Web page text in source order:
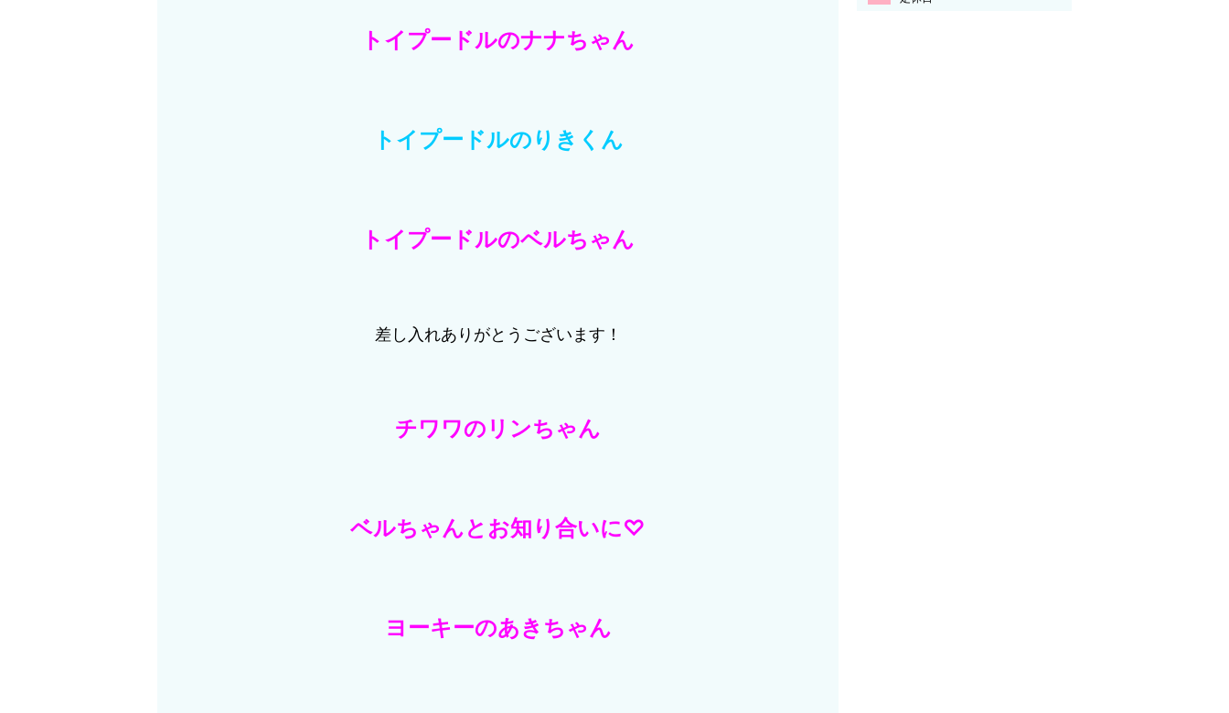
トイプードルのナナちゃん
トイプードルのりきくん
トイプードルのベルちゃん
差し入れありがとうございます！
チワワのリンちゃん
ベルちゃんとお知り合いに♡
ヨーキーのあきちゃん